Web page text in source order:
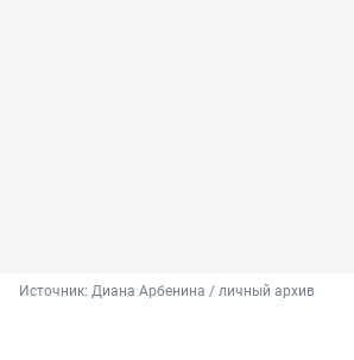
Источник: Диана Арбенина / личный архив